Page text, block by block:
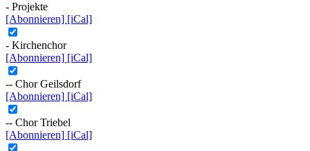
- Projekte
[Abonnieren] [iCal]
- Kirchenchor
[Abonnieren] [iCal]
-- Chor Geilsdorf
[Abonnieren] [iCal]
-- Chor Triebel
[Abonnieren] [iCal]